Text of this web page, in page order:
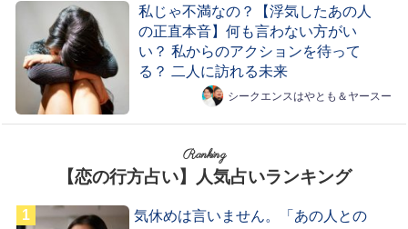
私じゃ不満なの？【浮気したあの人
の正直本音】何も言わない方がい
い？ 私からのアクションを待って
る？ 二人に訪れる未来
シークエンスはやとも＆ヤースー
Ranking
【恋の行方占い】人気占いランキング
気休めは言いません。「あの人との